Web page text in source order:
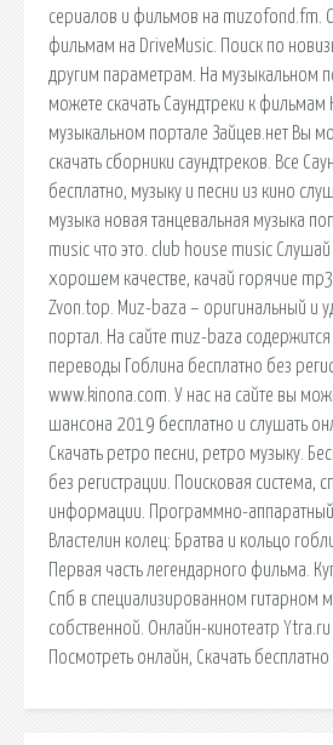
сериалов и фильмов на muzofond.fm.
фильмам на DriveMusic. Поиск по
другим параметрам. На музыкальном
можете скачать Саундтреки к фильмам
музыкальном портале Зайцев.нет Вы
скачать сборники саундтреков. Все
бесплатно, музыку и песни из кино
музыка новая танцевальная музыка
music что это. club house music
хорошем качестве, качай горячие
Zvon.top. Muz-baza – оригинальный и
портал. На сайте muz-baza
переводы Гоблина бесплатно без
www.kinona.com. У нас на сайте вы
шансона 2019 бесплатно и слушать
Скачать ретро песни, ретро музыку.
без регистрации. Поисковая сиcтема,
информации. Программно-аппаратный
Властелин колец: Братва и кольцо
Первая часть легендарного фильма.
Спб в специализированном гитарном
собственной. Онлайн-кинотеатр
Посмотреть онлайн, Скачать